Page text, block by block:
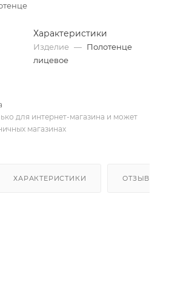
Характеристики
Изделие — Полотенце
лицевое
для интернет-магазина и может
магазинах
ХАРАКТЕРИСТИКИ ОТЗЫВЫ